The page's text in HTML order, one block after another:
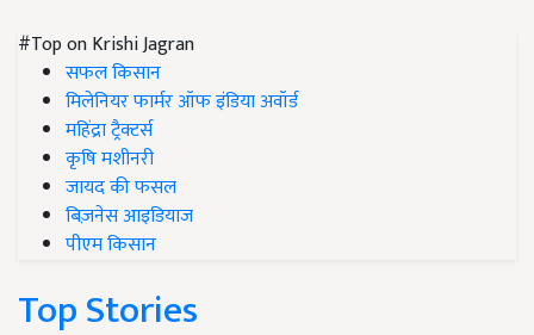
#Top on Krishi Jagran
सफल किसान
मिलेनियर फार्मर ऑफ इंडिया अवॉर्ड
महिंद्रा ट्रैक्टर्स
कृषि मशीनरी
जायद की फसल
बिज़नेस आइडियाज
पीएम किसान
Top Stories